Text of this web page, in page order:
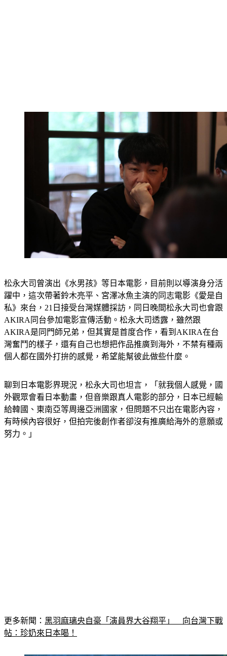
松永大司曾演出《水男孩》等日本電影，目前則以導演身分活
躍中，這次帶著鈴木亮平、宮澤冰魚主演的同志電影《愛是自
私》來台，21日接受台灣媒體採訪，同日晚間松永大司也會跟
AKIRA同台參加電影宣傳活動。松永大司透露，雖然跟
AKIRA是同門師兄弟，但其實是首度合作，看到AKIRA在台
灣奮鬥的樣子，還有自己也想把作品推廣到海外，不禁有種兩
個人都在國外打拚的感覺，希望能幫彼此做些什麼。
聊到日本電影界現況，松永大司也坦言，「就我個人感覺，國
外觀眾會看日本動畫，但音樂跟真人電影的部分，日本已經輸
給韓國、東南亞等周邊亞洲國家，但問題不只出在電影內容，
有時候內容很好，但拍完後創作者卻沒有推廣給海外的意願或
努力。」
更多新聞： 黑羽麻璃央自豪「演員界大谷翔平」　向台灣下戰
帖：珍奶來日本喝！